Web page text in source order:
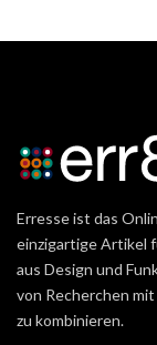
Erresse ist das
einzigartige Artikel
aus Design und
von Recherchen
zu kombinieren.